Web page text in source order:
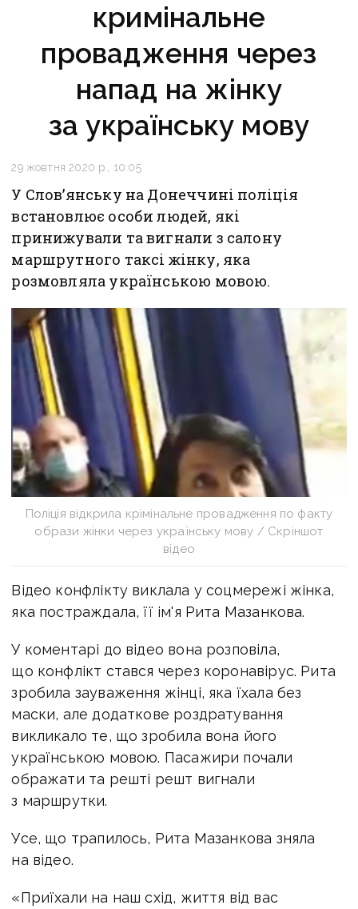
кримінальне
провадження через
напад на жінку
за українську мову
29 жовтня 2020 р., 10:05
У Слов’янську на Донеччині поліція
встановлює особи людей, які
принижували та вигнали з салону
маршрутного таксі жінку, яка
розмовляла українською мовою.
Поліція відкрила крімінальне провадження по факту
образи жінки через українську мову / Скріншот
відео
Відео конфлікту виклала у соцмережі жінка,
яка постраждала, її ім'я Рита Мазанкова.
У коментарі до відео вона розповіла,
що конфлікт стався через коронавірус. Рита
зробила зауваження жінці, яка їхала без
маски, але додаткове роздратування
викликало те, що зробила вона його
українською мовою. Пасажири почали
ображати та решті решт вигнали
з маршрутки.
Усе, що трапилось, Рита Мазанкова зняла
на відео.
«Приїхали на наш схід, життя від вас